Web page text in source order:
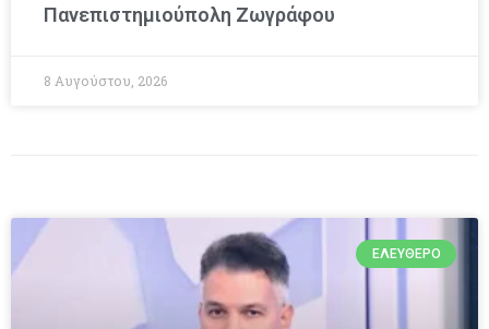
Πανεπιστημιούπολη Ζωγράφου
8 Αυγούστου, 2026
ΕΛΕΎΘΕΡΟ